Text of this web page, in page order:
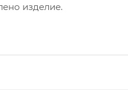
изделие.